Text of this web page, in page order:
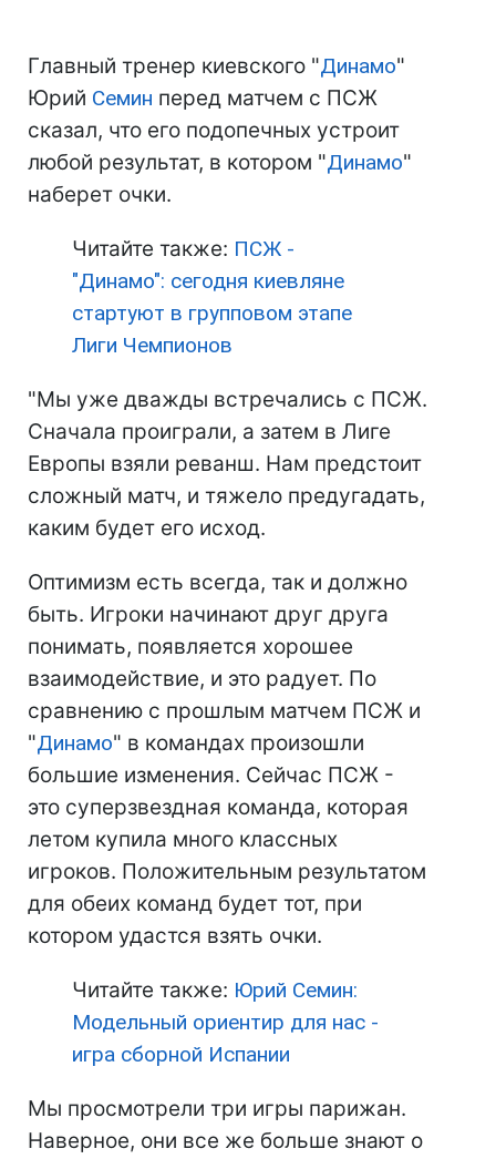
Главный тренер киевского "Динамо"
Юрий Семин перед матчем с ПСЖ
сказал, что его подопечных устроит
любой результат, в котором "Динамо"
наберет очки.
Читайте также: ПСЖ -
"Динамо": сегодня киевляне
стартуют в групповом этапе
Лиги Чемпионов
"Мы уже дважды встречались с ПСЖ.
Сначала проиграли, а затем в Лиге
Европы взяли реванш. Нам предстоит
сложный матч, и тяжело предугадать,
каким будет его исход.
Оптимизм есть всегда, так и должно
быть. Игроки начинают друг друга
понимать, появляется хорошее
взаимодействие, и это радует. По
сравнению с прошлым матчем ПСЖ и
"Динамо" в командах произошли
большие изменения. Сейчас ПСЖ -
это суперзвездная команда, которая
летом купила много классных
игроков. Положительным результатом
для обеих команд будет тот, при
котором удастся взять очки.
Читайте также: Юрий Семин:
Модельный ориентир для нас -
игра сборной Испании
Мы просмотрели три игры парижан.
Наверное, они все же больше знают о